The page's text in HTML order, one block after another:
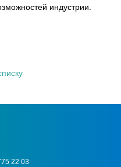
индустрии.
22 03